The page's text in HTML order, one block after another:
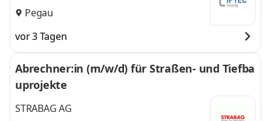
Pegau
vor 3 Tagen
Abrechner:in (m/w/d) für Straßen- und Tiefba
uprojekte
STRABAG AG